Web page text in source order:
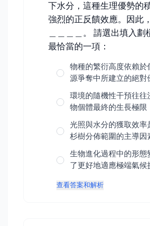
下水分，這種生理優勢的
強烈的正反饋效應。因此
＿＿＿＿。 請選出填入劃
最恰當的一項：
物種的繁衍高度依賴於
源爭奪中所建立的絕對
環境的隨機性干預往往
物個體最終的生長極限
光照與水分的獲取效率
杉樹分佈範圍的主導因
生物進化過程中的形態
了更好地適應極端氣候
查看答案和解析